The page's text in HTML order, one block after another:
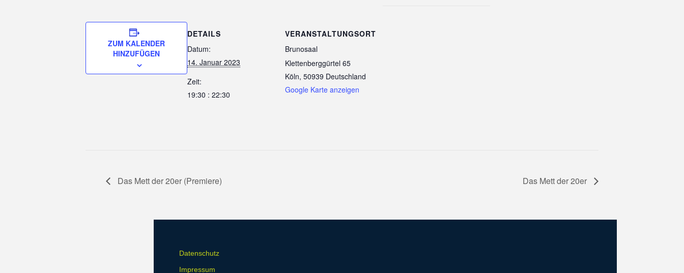
ZUM KALENDER
HINZUFÜGEN
DETAILS
Datum:
14. Januar 2023
Zeit:
19:30 : 22:30
VERANSTALTUNGSORT
Brunosaal
Klettenberggürtel 65
Köln, 50939 Deutschland
Google Karte anzeigen
Das Mett der 20er (Premiere) Das Mett der 20er
Datenschutz
Impressum